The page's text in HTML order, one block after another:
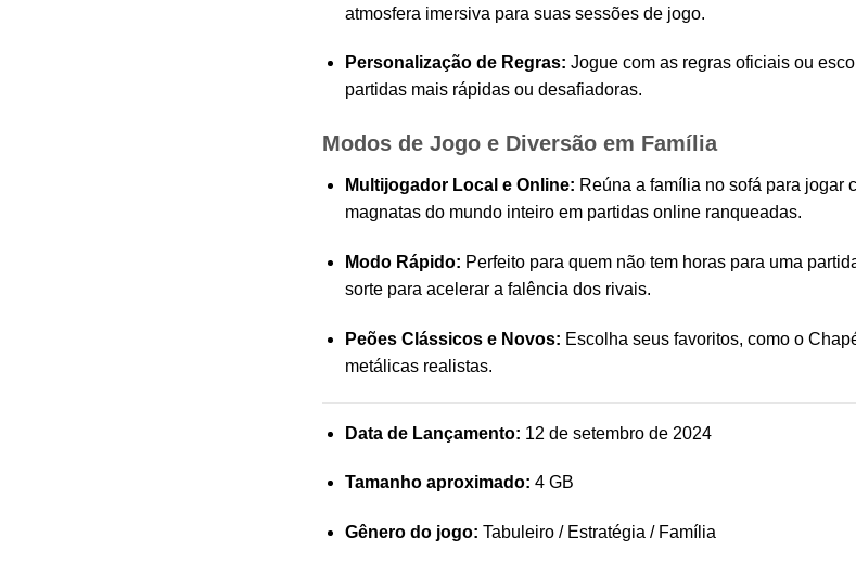
atmosfera imersiva para suas sessões de jogo.
Personalização de Regras: Jogue com as regras oficiais ou
partidas mais rápidas ou desafiadoras.
Modos de Jogo e Diversão em Família
Multijogador Local e Online: Reúna a família no sofá para jogar
magnatas do mundo inteiro em partidas online ranqueadas.
Modo Rápido: Perfeito para quem não tem horas para uma
sorte para acelerar a falência dos rivais.
Peões Clássicos e Novos: Escolha seus favoritos, como o
metálicas realistas.
Data de Lançamento: 12 de setembro de 2024
Tamanho aproximado: 4 GB
Gênero do jogo: Tabuleiro / Estratégia / Família